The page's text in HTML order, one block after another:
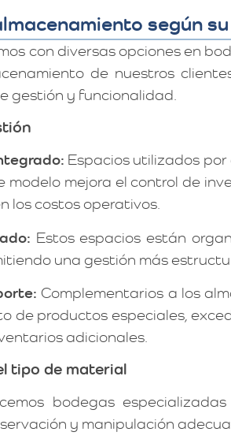
según
con diversas opciones en
de nuestros
gestión y funcionalidad.
Espacios utilizados
modelo mejora el control de
los costos operativos.
Estos espacios están
una gestión más
Complementarios a los
de productos especiales,
adicionales.
tipo de material
bodegas
y manipulación